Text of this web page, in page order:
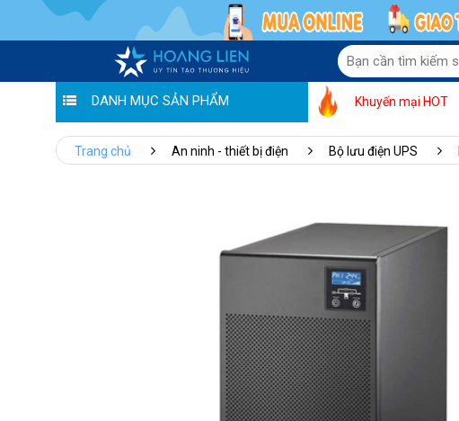
DANH MỤC SẢN PHẨM Khuyến mại HOT
Trang chủ An ninh - thiết bị điện Bộ lưu điện UPS